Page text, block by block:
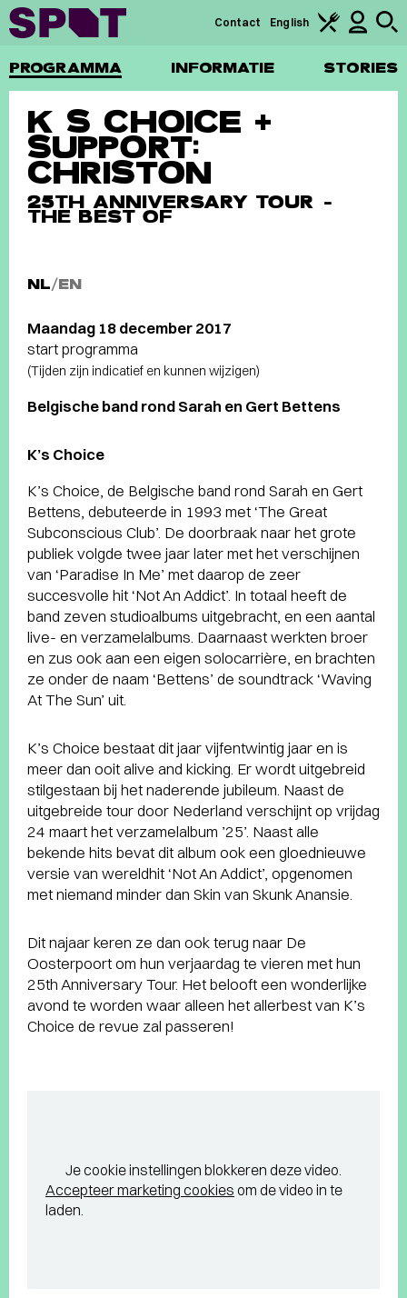
PROGRAMMA INFORMATIE STORIES
Contact English
K S CHOICE +
SUPPORT:
CHRISTON
25TH ANNIVERSARY TOUR -
THE BEST OF
NL/EN
Maandag 18 december 2017
start programma
(Tijden zijn indicatief en kunnen wijzigen)
Belgische band rond Sarah en Gert Bettens
K’s Choice
K’s Choice, de Belgische band rond Sarah en Gert
Bettens, debuteerde in 1993 met ‘The Great
Subconscious Club’. De doorbraak naar het grote
publiek volgde twee jaar later met het verschijnen
van ‘Paradise In Me’ met daarop de zeer
succesvolle hit ‘Not An Addict’. In totaal heeft de
band zeven studioalbums uitgebracht, en een aantal
live- en verzamelalbums. Daarnaast werkten broer
en zus ook aan een eigen solocarrière, en brachten
ze onder de naam ‘Bettens’ de soundtrack ‘Waving
At The Sun’ uit.
K’s Choice bestaat dit jaar vijfentwintig jaar en is
meer dan ooit alive and kicking. Er wordt uitgebreid
stilgestaan bij het naderende jubileum. Naast de
uitgebreide tour door Nederland verschijnt op vrijdag
24 maart het verzamelalbum ’25’. Naast alle
bekende hits bevat dit album ook een gloednieuwe
versie van wereldhit ‘Not An Addict’, opgenomen
met niemand minder dan Skin van Skunk Anansie.
Dit najaar keren ze dan ook terug naar De
Oosterpoort om hun verjaardag te vieren met hun
25th Anniversary Tour. Het belooft een wonderlijke
avond te worden waar alleen het allerbest van K’s
Choice de revue zal passeren!
Je cookie instellingen blokkeren deze video.
Accepteer marketing cookies om de video in te
laden.